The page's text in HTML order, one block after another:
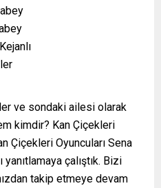
ve sondaki ailesi olarak
kimdir? Kan Çiçekleri
Çiçekleri Oyuncuları Sena
yanıtlamaya çalıştık. Bizi
takip etmeye devam